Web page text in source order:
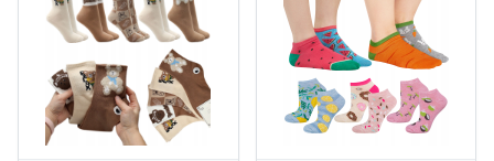
подарок для
девушки 35-40 лет.